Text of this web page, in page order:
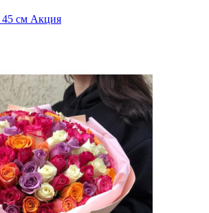
Поиск
45 см Акция